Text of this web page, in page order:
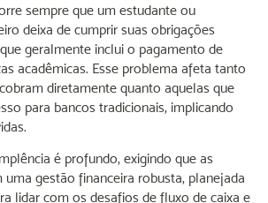
sempre que um estudante ou
deixa de cumprir suas obrigações
geralmente inclui o pagamento de
acadêmicas. Esse problema afeta tanto
diretamente quanto aquelas que
para bancos tradicionais, implicando
é profundo, exigindo que as
uma gestão financeira robusta, planejada
lidar com os desafios de fluxo de caixa e